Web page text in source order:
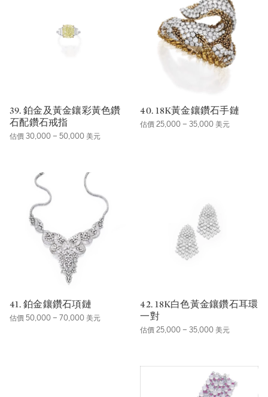
39. 鉑金及黃金鑲彩黃色鑽
石配鑽石戒指
估價 30,000 – 50,000 美元
40. 18K黃金鑲鑽石手鏈
估價 25,000 – 35,000 美元
41. 鉑金鑲鑽石項鏈
估價 50,000 – 70,000 美元
42. 18K白色黃金鑲鑽石耳環
一對
估價 25,000 – 35,000 美元